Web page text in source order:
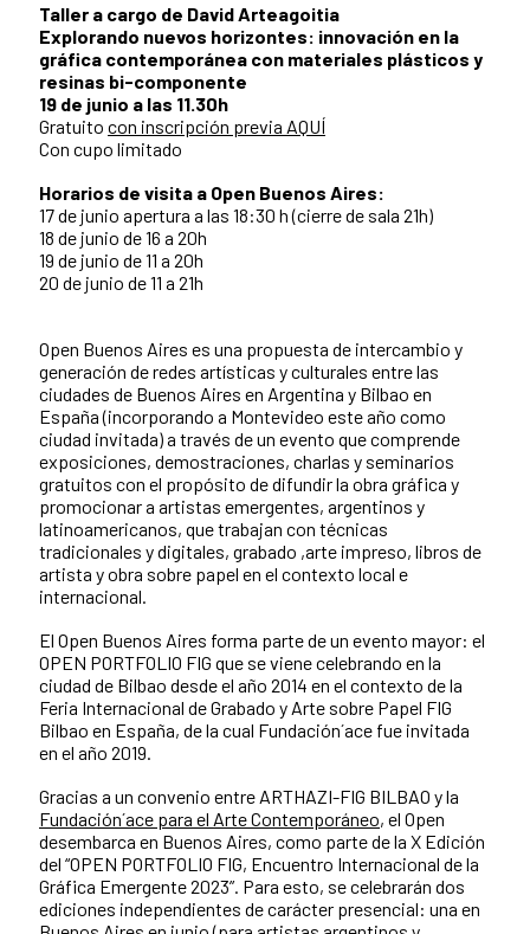
Taller a cargo de David Arteagoitia
Explorando nuevos horizontes: innovación en la
gráfica contemporánea con materiales plásticos y
resinas bi-componente
19 de junio a las 11.30h
Gratuito con inscripción previa AQUÍ
Con cupo limitado
Horarios de visita a Open Buenos Aires:
17 de junio apertura a las 18:30 h (cierre de sala 21h)
18 de junio de 16 a 20h
19 de junio de 11 a 20h
20 de junio de 11 a 21h
Open Buenos Aires es una propuesta de intercambio y
generación de redes artísticas y culturales entre las
ciudades de Buenos Aires en Argentina y Bilbao en
España (incorporando a Montevideo este año como
ciudad invitada) a través de un evento que comprende
exposiciones, demostraciones, charlas y seminarios
gratuitos con el propósito de difundir la obra gráfica y
promocionar a artistas emergentes, argentinos y
latinoamericanos, que trabajan con técnicas
tradicionales y digitales, grabado ,arte impreso, libros de
artista y obra sobre papel en el contexto local e
internacional.
El Open Buenos Aires forma parte de un evento mayor: el
OPEN PORTFOLIO FIG que se viene celebrando en la
ciudad de Bilbao desde el año 2014 en el contexto de la
Feria Internacional de Grabado y Arte sobre Papel FIG
Bilbao en España, de la cual Fundación´ace fue invitada
en el año 2019.
Gracias a un convenio entre ARTHAZI-FIG BILBAO y la
Fundación´ace para el Arte Contemporáneo, el Open
desembarca en Buenos Aires, como parte de la X Edición
del “OPEN PORTFOLIO FIG, Encuentro Internacional de la
Gráfica Emergente 2023”. Para esto, se celebrarán dos
ediciones independientes de carácter presencial: una en